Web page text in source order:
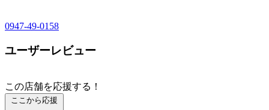
0947-49-0158
ユーザーレビュー
この店舗を応援する！
ここから応援